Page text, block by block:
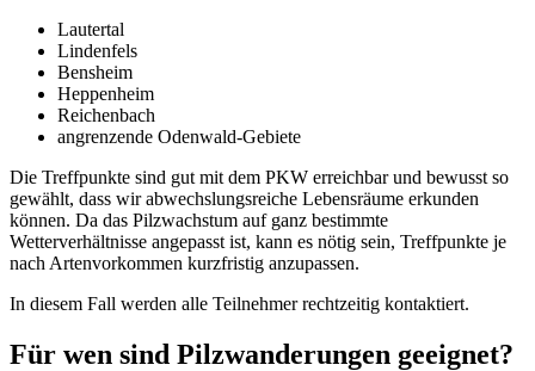
Lautertal
Lindenfels
Bensheim
Heppenheim
Reichenbach
angrenzende Odenwald-Gebiete
Die Treffpunkte sind gut mit dem PKW erreichbar und bewusst so
gewählt, dass wir abwechslungsreiche Lebensräume erkunden
können. Da das Pilzwachstum auf ganz bestimmte
Wetterverhältnisse angepasst ist, kann es nötig sein, Treffpunkte je
nach Artenvorkommen kurzfristig anzupassen.
In diesem Fall werden alle Teilnehmer rechtzeitig kontaktiert.
Für wen sind Pilzwanderungen geeignet?